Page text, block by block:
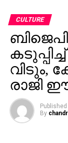
CULTURE
വിടും,
രാജി
Published
By